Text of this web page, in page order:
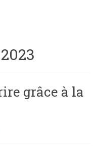
grâce à la